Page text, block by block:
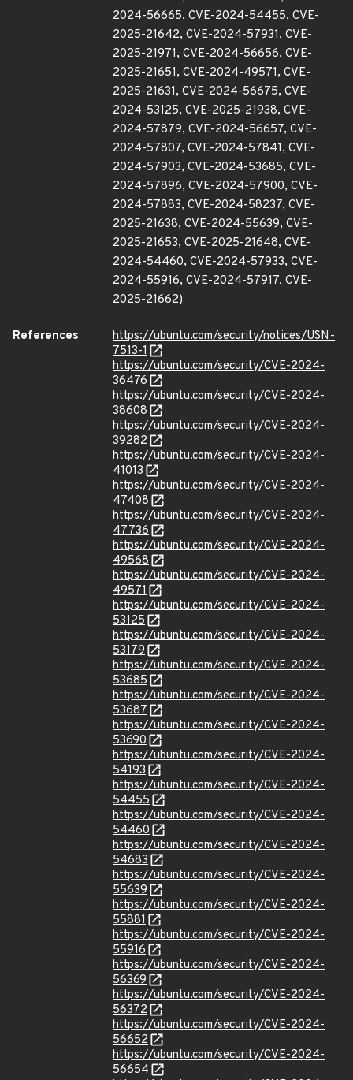
2024-56665, CVE-2024-54455, CVE-
2025-21642, CVE-2024-57931, CVE-
2025-21971, CVE-2024-56656, CVE-
2025-21651, CVE-2024-49571, CVE-
2025-21631, CVE-2024-56675, CVE-
2024-53125, CVE-2025-21938, CVE-
2024-57879, CVE-2024-56657, CVE-
2024-57807, CVE-2024-57841, CVE-
2024-57903, CVE-2024-53685, CVE-
2024-57896, CVE-2024-57900, CVE-
2024-57883, CVE-2024-58237, CVE-
2025-21638, CVE-2024-55639, CVE-
2025-21653, CVE-2025-21648, CVE-
2024-54460, CVE-2024-57933, CVE-
2024-55916, CVE-2024-57917, CVE-
2025-21662)
References
https://ubuntu.com/security/notices/USN-
7513-1
https://ubuntu.com/security/CVE-2024-
36476
https://ubuntu.com/security/CVE-2024-
38608
https://ubuntu.com/security/CVE-2024-
39282
https://ubuntu.com/security/CVE-2024-
41013
https://ubuntu.com/security/CVE-2024-
47408
https://ubuntu.com/security/CVE-2024-
47736
https://ubuntu.com/security/CVE-2024-
49568
https://ubuntu.com/security/CVE-2024-
49571
https://ubuntu.com/security/CVE-2024-
53125
https://ubuntu.com/security/CVE-2024-
53179
https://ubuntu.com/security/CVE-2024-
53685
https://ubuntu.com/security/CVE-2024-
53687
https://ubuntu.com/security/CVE-2024-
53690
https://ubuntu.com/security/CVE-2024-
54193
https://ubuntu.com/security/CVE-2024-
54455
https://ubuntu.com/security/CVE-2024-
54460
https://ubuntu.com/security/CVE-2024-
54683
https://ubuntu.com/security/CVE-2024-
55639
https://ubuntu.com/security/CVE-2024-
55881
https://ubuntu.com/security/CVE-2024-
55916
https://ubuntu.com/security/CVE-2024-
56369
https://ubuntu.com/security/CVE-2024-
56372
https://ubuntu.com/security/CVE-2024-
56652
https://ubuntu.com/security/CVE-2024-
56654